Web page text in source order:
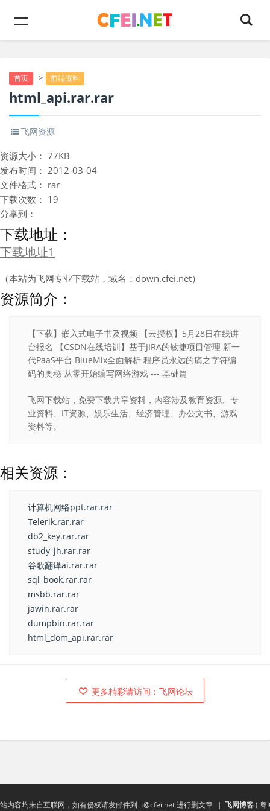
首页 > 前端资料
html_api.rar.rar
飞网资源
资源大小： 77KB
发布时间： 2012-03-04
文件格式： rar
下载次数： 19
分享到：
下载地址：
下载地址1
（本站为飞网专业下载站，域名：down.cfei.net）
资源简介：
【下载】嵌入式电子书及视频 【云授权】5月28日在线讲
台报名 【CSDN在线培训】基于JIRA的敏捷项目管理 新一
代PaaS平台 BlueMix全面解析 程序员永远的痛之字符编
码的奥秘 从零开始编写网络游戏 --- 基础篇
飞网下载站，免费下载共享资料，内容涉及教育资源、专
业资料、IT资源、娱乐生活、经济管理、办公文书、游戏
资料等。
相关资源：
计算机网络ppt.rar.rar
Telerik.rar.rar
db2_key.rar.rar
study_jh.rar.rar
谷歌翻译ai.rar.rar
sql_book.rar.rar
msbb.rar.rar
jawin.rar.rar
dumpbin.rar.rar
html_dom_api.rar.rar
更多精彩请访问：飞网论坛
内容均来自互联网，如有侵权请发邮件到 it@cfei.net进行删文章 | 飞网博客( 粤